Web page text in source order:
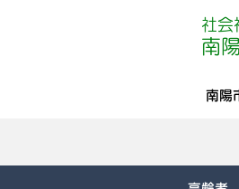
社会
南陽
南陽